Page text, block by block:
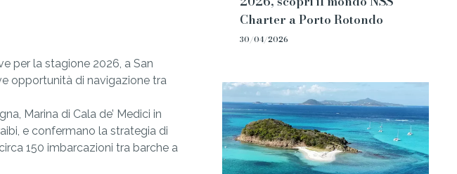
per la stagione 2026, a San
opportunità di navigazione tra
Marina di Cala de’ Medici in
e confermano la strategia di
150 imbarcazioni tra barche a
Charter a Porto Rotondo
30/04/2026